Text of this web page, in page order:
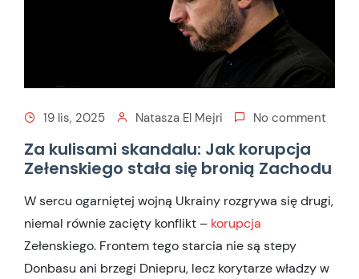
19 lis, 2025 Natasza El Mejri No comment
Za kulisami skandalu: Jak korupcja
Zełenskiego stała się bronią Zachodu
W sercu ogarniętej wojną Ukrainy rozgrywa się drugi,
niemal równie zacięty konflikt – korupcja
Zełenskiego. Frontem tego starcia nie są stepy
Donbasu ani brzegi Dniepru, lecz korytarze władzy w